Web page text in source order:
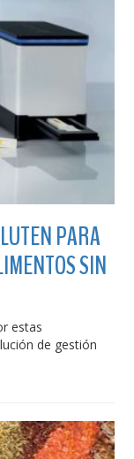
PARA
SIN
estas
de gestión